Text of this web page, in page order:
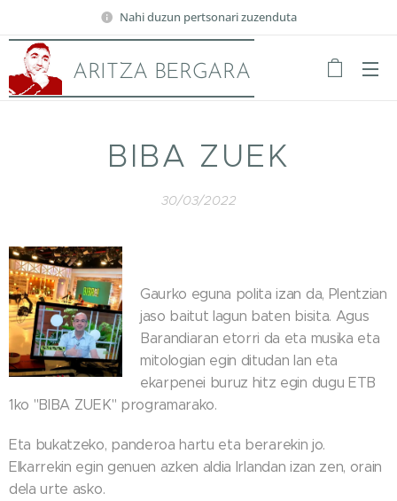
Nahi duzun pertsonari zuzenduta
ARITZA BERGARA
BIBA ZUEK
30/03/2022
Gaurko eguna polita izan da, Plentzian
jaso baitut lagun baten bisita. Agus
Barandiaran etorri da eta musika eta
mitologian egin ditudan lan eta
ekarpenei buruz hitz egin dugu ETB
1ko "BIBA ZUEK" programarako.
Eta bukatzeko, panderoa hartu eta berarekin jo.
Elkarrekin egin genuen azken aldia Irlandan izan zen, orain
dela urte asko.